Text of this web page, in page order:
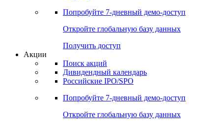
Попробуйте 7-дневный демо-доступ
Откройте глобальную базу данных
Получить доступ
Акции
Поиск акций
Дивидендный календарь
Российские IPO/SPO
Попробуйте 7-дневный демо-доступ
Откройте глобальную базу данных